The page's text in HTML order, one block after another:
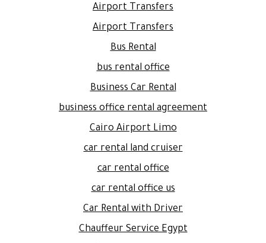
Airport Transfers
Airport Transfers
Bus Rental
bus rental office
Business Car Rental
business office rental agreement
Cairo Airport Limo
car rental land cruiser
car rental office
car rental office us
Car Rental with Driver
Chauffeur Service Egypt